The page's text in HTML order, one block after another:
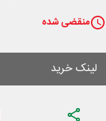
منقضی شده
لینک خرید